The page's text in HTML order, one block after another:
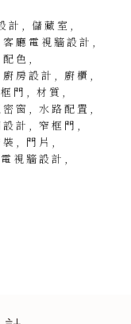
計
儲藏室
客廳電視牆設計
色
廚房設計
廚櫃
門
材質
密窗
水路配置
計
窄框門
門片
電視牆設計